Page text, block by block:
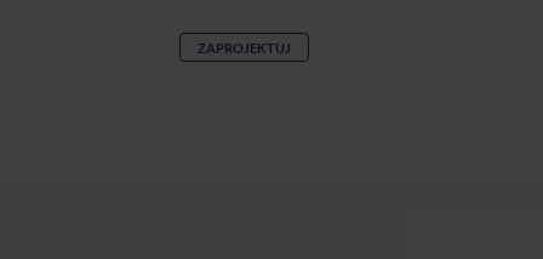
ZAPROJEKTUJ